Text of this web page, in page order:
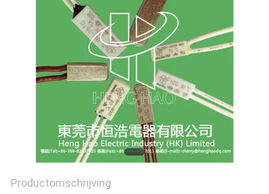
Productomschrijving